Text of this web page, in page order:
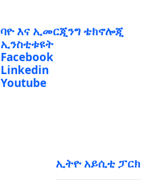
ባዮ እና ኢመርጂንግ ቴክኖሎጂ
ኢንስቲቱዩት
Facebook
Linkedin
Youtube
ኢትዮ አይሲቲ ፓርክ